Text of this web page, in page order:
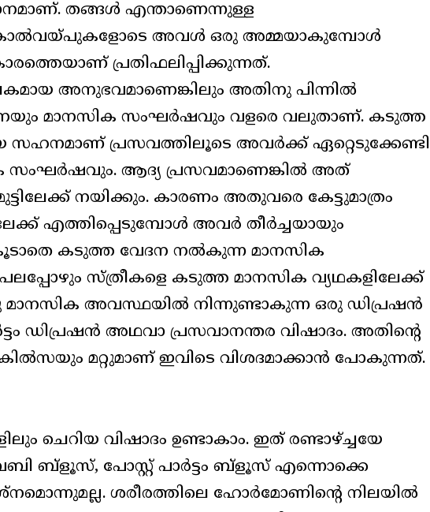
തങ്ങൾ എന്താണെന്നുള്ള
കാൽവയ്പുകളോടെ അവൾ ഒരു അമ്മയാകുമ്പോൾ
പ്രതിഫലിപ്പിക്കുന്നത്.
അനുഭവമാണെങ്കിലും അതിനു പിന്നിൽ
മാനസിക സംഘർഷവും വളരെ വലുതാണ്. കടുത്ത
സഹനമാണ് പ്രസവത്തിലൂടെ അവർക്ക് ഏറ്റെടുക്കേണ്ടി
സംഘർഷവും. ആദ്യ പ്രസവമാണെങ്കിൽ അത്
നയിക്കും. കാരണം അതുവരെ കേട്ടുമാത്രം
എത്തിപ്പെടുമ്പോൾ അവർ തീർച്ചയായും
കടുത്ത വേദന നൽകുന്ന മാനസിക
സ്ത്രീകളെ കടുത്ത മാനസിക വ്യഥകളിലേക്ക്
മാനസിക അവസ്ഥയിൽ നിന്നുണ്ടാകുന്ന ഒരു ഡിപ്രഷൻ
ഡിപ്രഷൻ അഥവാ പ്രസവാനന്തര വിഷാദം. അതിന്റെ
മറ്റുമാണ് ഇവിടെ വിശദമാക്കാൻ പോകുന്നത്.
ചെറിയ വിഷാദം ഉണ്ടാകാം. ഇത് രണ്ടാഴ്ച്ചയേ
ബ്ളൂസ്, പോസ്റ്റ് പാർട്ടം ബ്ളൂസ് എന്നൊക്കെ
ശരീരത്തിലെ ഹോർമോണിന്റെ നിലയിൽ